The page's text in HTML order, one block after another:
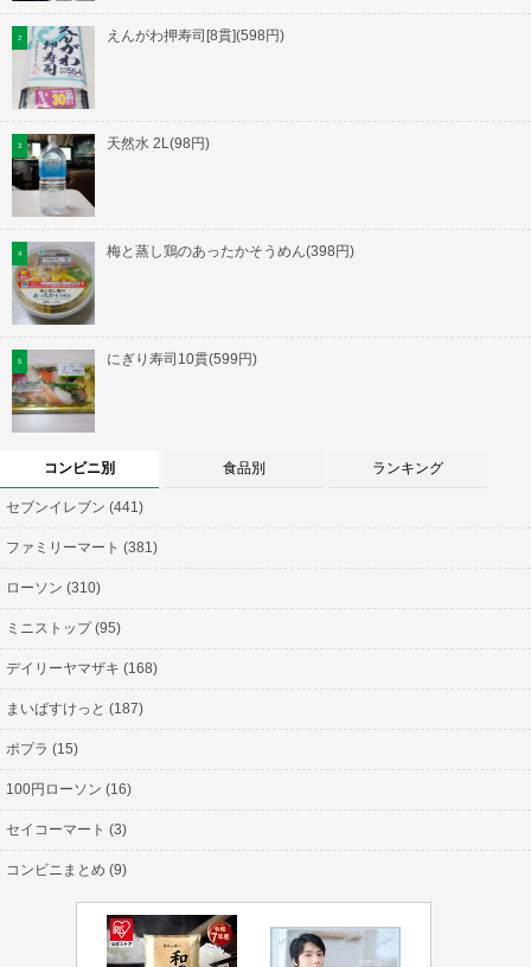
えんがわ押寿司[8貫](598円)
天然水 2L(98円)
梅と蒸し鶏のあったかそうめん(398円)
にぎり寿司10貫(599円)
コンビニ別 食品別 ランキング
セブンイレブン (441)
ファミリーマート (381)
ローソン (310)
ミニストップ (95)
デイリーヤマザキ (168)
まいばすけっと (187)
ポプラ (15)
100円ローソン (16)
セイコーマート (3)
コンビニまとめ (9)